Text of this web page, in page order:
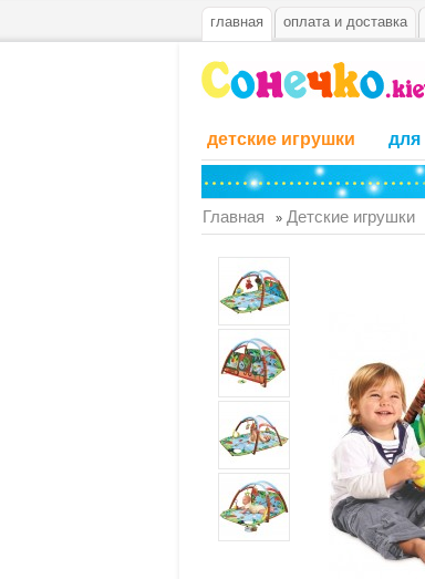
главная оплата и доставка
детские игрушки для
Главная » Детские игрушки